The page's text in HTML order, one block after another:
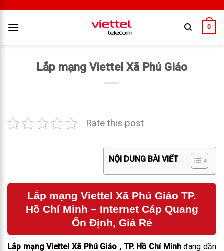
0
Lắp mạng Viettel Xã Phú Giáo
Rate this post
NỘI DUNG BÀI VIẾT
Lắp mạng Viettel Xã Phú Giáo TP.
Hồ Chí Minh – Internet Cáp Quang
Ổn Định, Giá Rẻ
Lắp mạng Viettel Xã Phú Giáo , TP. Hồ Chí Minhđang dần